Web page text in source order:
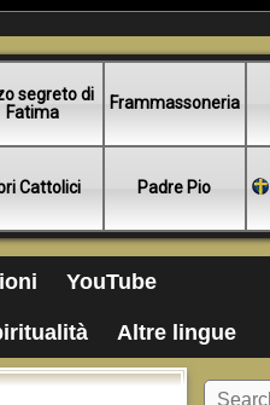
segreto di
Fatima
Frammassoneria
Cattolici Padre Pio
YouTube
Altre lingue